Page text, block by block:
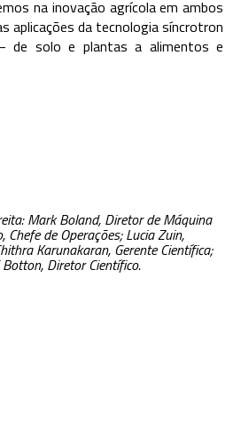
na inovação agrícola em ambos
aplicações da tecnologia síncrotron
de solo e plantas a alimentos e
Mark Boland, Diretor de Máquina
Chefe de Operações; Lucia Zuin,
Karunakaran, Gerente Científica;
Botton, Diretor Científico.